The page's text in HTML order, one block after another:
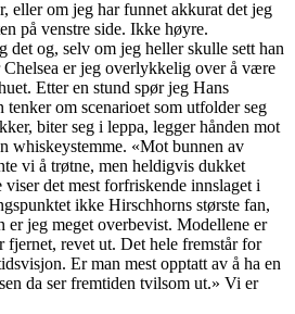
eller om jeg har funnet akkurat det jeg
på venstre side. Ikke høyre.
det og, selv om jeg heller skulle sett han
er jeg overlykkelig over å være
Etter en stund spør jeg Hans
om scenarioet som utfolder seg
biter seg i leppa, legger hånden mot
whiskeystemme. «Mot bunnen av
vi å trøtne, men heldigvis dukket
det mest forfriskende innslaget i
ikke Hirschhorns største fan,
er jeg meget overbevist. Modellene er
fjernet, revet ut. Det hele fremstår for
Er man mest opptatt av å ha en
da ser fremtiden tvilsom ut.» Vi er